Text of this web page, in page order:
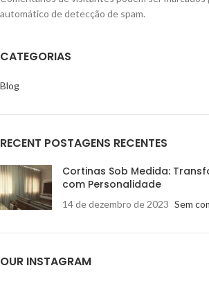
automático de detecção de spam.
CATEGORIAS
Blog
RECENT POSTAGENS RECENTES
Cortinas Sob Medida:
com Personalidade
14 de dezembro de 2023 Sem
OUR INSTAGRAM